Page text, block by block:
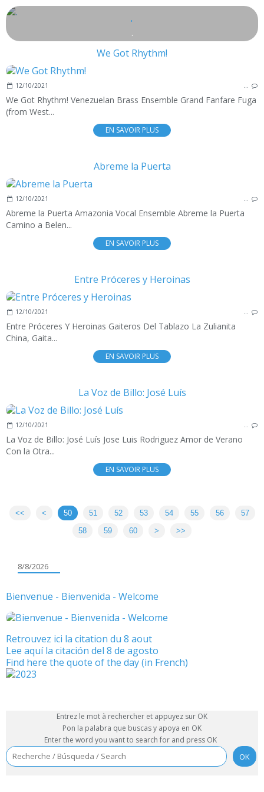
.
.
We Got Rhythm!
12/10/2021 …
We Got Rhythm! Venezuelan Brass Ensemble Grand Fanfare Fuga
(from West...
EN SAVOIR PLUS
Abreme la Puerta
12/10/2021 …
Abreme la Puerta Amazonia Vocal Ensemble Abreme la Puerta
Camino a Belen...
EN SAVOIR PLUS
Entre Próceres y Heroinas
12/10/2021 …
Entre Próceres Y Heroinas Gaiteros Del Tablazo La Zulianita
China, Gaita...
EN SAVOIR PLUS
La Voz de Billo: José Luís
12/10/2021 …
La Voz de Billo: José Luís Jose Luis Rodriguez Amor de Verano
Con la Otra...
EN SAVOIR PLUS
<< < 10
20
30
40
50 51 52 53 54 55 56
57
58
59 60 70
80
90
100
200
300
400
500
> >>
8/8/2026
Bienvenue - Bienvenida - Welcome
Retrouvez ici la citation du 8 aout
Lee aquí la citación del 8 de agosto
Find here the quote of the day (in French)
Entrez le mot à rechercher et appuyez sur OK
Pon la palabra que buscas y apoya en OK
Enter the word you want to search for and press OK